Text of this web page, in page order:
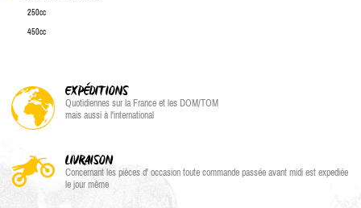
250cc
450cc
EXPÉDITIONS
Quotidiennes sur la France et les DOM/TOM
mais aussi à l'international
LIVRAISON
Concernant les pièces d' occasion toute commande passée avant midi est expediée
le jour même